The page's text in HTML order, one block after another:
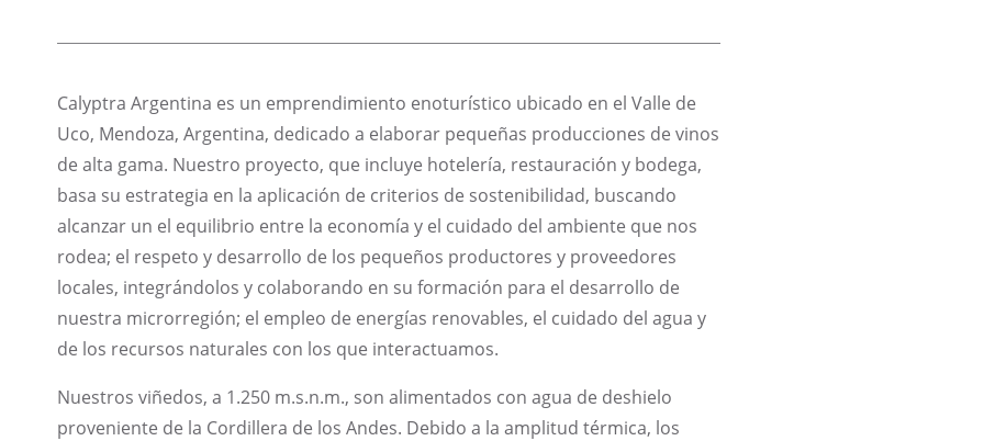
Calyptra Argentina es un emprendimiento enoturístico ubicado en el Valle de
Uco, Mendoza, Argentina, dedicado a elaborar pequeñas producciones de vinos
de alta gama. Nuestro proyecto, que incluye hotelería, restauración y bodega,
basa su estrategia en la aplicación de criterios de sostenibilidad, buscando
alcanzar un el equilibrio entre la economía y el cuidado del ambiente que nos
rodea; el respeto y desarrollo de los pequeños productores y proveedores
locales, integrándolos y colaborando en su formación para el desarrollo de
nuestra microrregión; el empleo de energías renovables, el cuidado del agua y
de los recursos naturales con los que interactuamos.
Nuestros viñedos, a 1.250 m.s.n.m., son alimentados con agua de deshielo
proveniente de la Cordillera de los Andes. Debido a la amplitud térmica, los